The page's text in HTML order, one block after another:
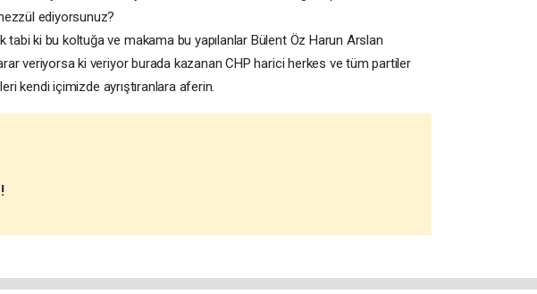
ediyorsunuz?
tabi ki bu koltuğa ve makama bu yapılanlar Bülent Öz Harun Arslan
veriyorsa ki veriyor burada kazanan CHP harici herkes ve tüm partiler
kendi içimizde ayrıştıranlara aferin.